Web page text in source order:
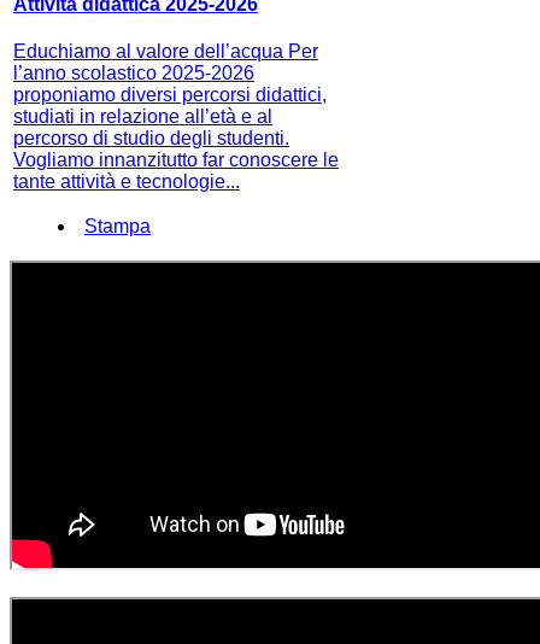
Educhiamo al valore dell’acqua Per
l’anno scolastico 2025-2026
proponiamo diversi percorsi didattici,
studiati in relazione all’età e al
percorso di studio degli studenti.
Vogliamo innanzitutto far conoscere le
tante attività e tecnologie...
Stampa